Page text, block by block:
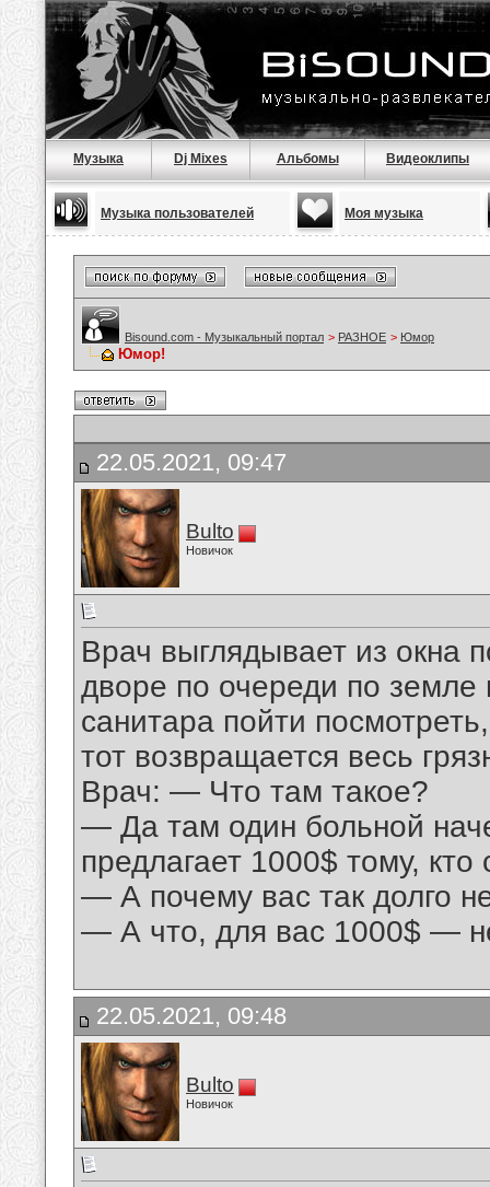
Музыка Dj Mixes Альбомы Видеоклипы
Музыка пользователей Моя музыка
Bisound.com - Музыкальный портал > РАЗНОЕ > Юмор
Юмор!
22.05.2021, 09:47
Bulto
Новичок
Врач выглядывает из окна
дворе по очереди по земле
санитара пойти
тот возвращается весь
Врач: — Что там такое?
— Да там один больной
предлагает 1000$ тому,
— А почему вас так долго
— А что, для вас 1000$ —
22.05.2021, 09:48
Bulto
Новичок